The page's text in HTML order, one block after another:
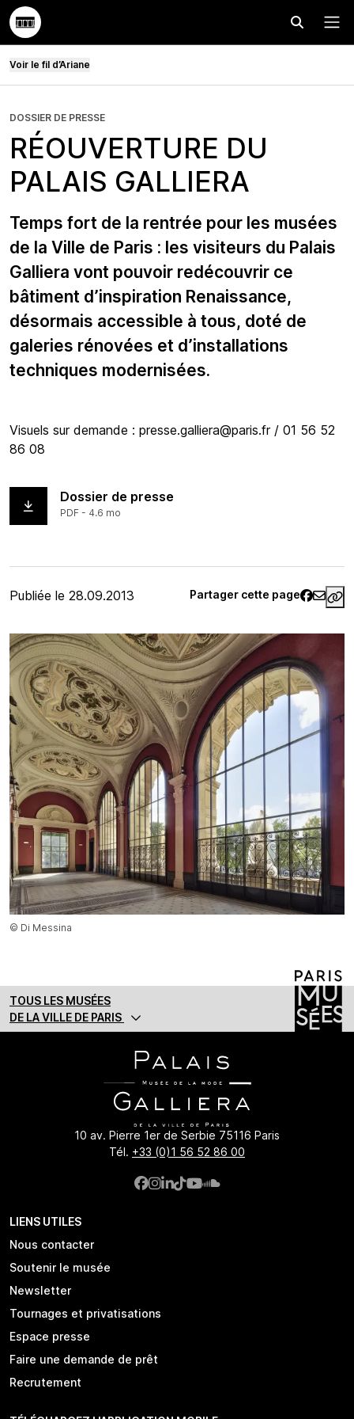
Voir le fil d’Ariane
DOSSIER DE PRESSE
RÉOUVERTURE DU
PALAIS GALLIERA
Temps fort de la rentrée pour les musées
de la Ville de Paris : les visiteurs du Palais
Galliera vont pouvoir redécouvrir ce
bâtiment d’inspiration Renaissance,
désormais accessible à tous, doté de
galeries rénovées et d’installations
techniques modernisées.
Visuels sur demande : presse.galliera@paris.fr / 01 56 52
86 08
Dossier de presse
PDF - 4.6 mo
Article rédigé
Publiée le 28.09.2013 Partager cette page
© Di Messina
TOUS LES MUSÉES
DE LA VILLE DE PARIS
10 av. Pierre 1er de Serbie 75116 Paris
Tél. +33 (0)1 56 52 86 00
LIENS UTILES
Nous contacter
Soutenir le musée
Newsletter
Tournages et privatisations
Espace presse
Faire une demande de prêt
Recrutement